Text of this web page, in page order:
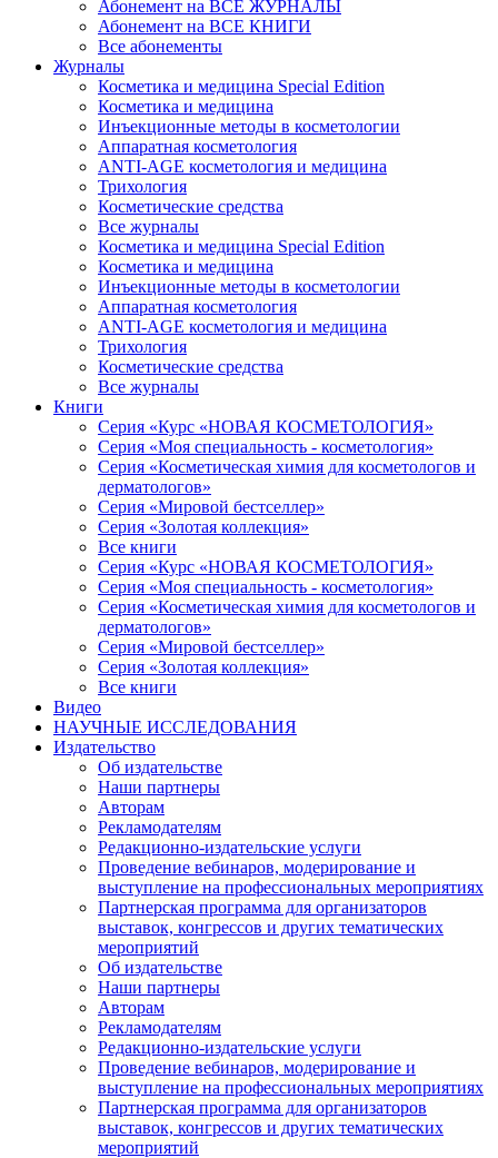
Абонемент на ВСЕ ЖУРНАЛЫ
Абонемент на ВСЕ КНИГИ
Все абонементы
Журналы
Косметика и медицина Special Edition
Косметика и медицина
Инъекционные методы в косметологии
Аппаратная косметология
ANTI-AGE косметология и медицина
Трихология
Косметические средства
Все журналы
Косметика и медицина Special Edition
Косметика и медицина
Инъекционные методы в косметологии
Аппаратная косметология
ANTI-AGE косметология и медицина
Трихология
Косметические средства
Все журналы
Книги
Серия «Курс «НОВАЯ КОСМЕТОЛОГИЯ»
Серия «Моя специальность - косметология»
Серия «Косметическая химия для косметологов и
дерматологов»
Серия «Мировой бестселлер»
Серия «Золотая коллекция»
Все книги
Серия «Курс «НОВАЯ КОСМЕТОЛОГИЯ»
Серия «Моя специальность - косметология»
Серия «Косметическая химия для косметологов и
дерматологов»
Серия «Мировой бестселлер»
Серия «Золотая коллекция»
Все книги
Видео
НАУЧНЫЕ ИССЛЕДОВАНИЯ
Издательство
Об издательстве
Наши партнеры
Авторам
Рекламодателям
Редакционно-издательские услуги
Проведение вебинаров, модерирование и
выступление на профессиональных мероприятиях
Партнерская программа для организаторов
выставок, конгрессов и других тематических
мероприятий
Об издательстве
Наши партнеры
Авторам
Рекламодателям
Редакционно-издательские услуги
Проведение вебинаров, модерирование и
выступление на профессиональных мероприятиях
Партнерская программа для организаторов
выставок, конгрессов и других тематических
мероприятий